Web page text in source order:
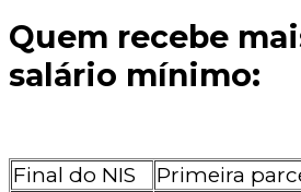
Quem recebe
salário mínimo:
Final do NIS Primeira